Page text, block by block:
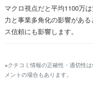
マクロ視点だと平均1100万
力と事業多角化の影響があ
ス信頼にも影響します。
※クチコミ情報の正確性・適切性
メントの場合もあります。